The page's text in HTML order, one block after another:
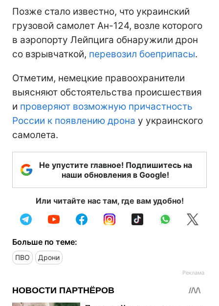
Позже стало известно, что украинский
грузовой самолет Ан-124, возле которого
в аэропорту Лейпцига обнаружили дрон
со взрывчаткой, перевозил боеприпасы.
Отметим, немецкие правоохранители
выясняют обстоятельства происшествия
и проверяют возможную причастность
России к появлению дрона у украинского
самолета.
Не упустите главное! Подпишитесь на
наши обновления в Google!
Или читайте нас там, где вам удобно!
Больше по теме:
ПВО Дрони